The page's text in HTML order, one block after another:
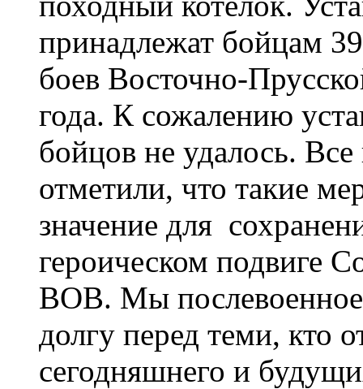
принадлежат бойцам
боев Восточно-
года. К сожалению
бойцов не удалось.
отметили, что такие
значение для
героическом подвиге
ВОВ. Мы послевоенное
долгу перед теми, кто
сегодняшнего и